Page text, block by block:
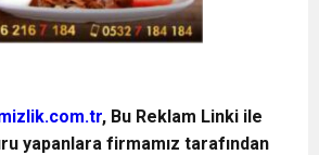
, Bu Reklam Linki ile
yapanlara firmamız tarafından